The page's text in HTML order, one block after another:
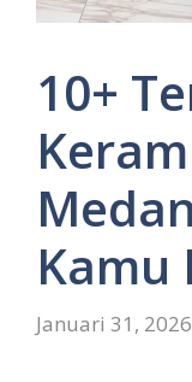
10+
Kamu
Januari 31, 2026